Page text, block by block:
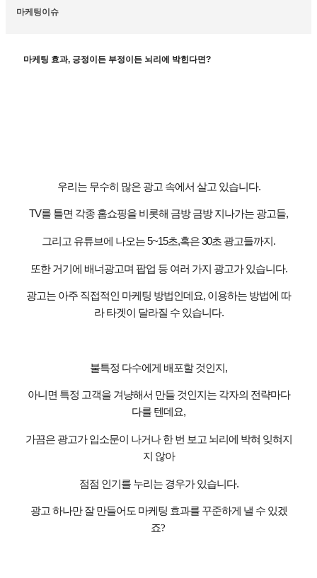
마케팅이슈
마케팅 효과, 긍정이든 부정이든 뇌리에 박힌다면?
우리는 무수히 많은 광고 속에서 살고 있습니다.
TV를 틀면 각종 홈쇼핑을 비롯해 금방 금방 지나가는 광고들,
그리고 유튜브에 나오는5~15초,혹은30초 광고들까지 .
또한 거기에 배너광고며 팝업 등 여러 가지 광고가 있습니다.
광고는 아주 직접적인 마케팅 방법인데요, 이용하는 방법에 따
라 타겟이 달라질 수 있습니다.
불특정 다수에게 배포할 것인지 ,
아니면 특정 고객을 겨냥해서 만들 것인지는 각자의 전략마다
다를 텐데요,
가끔은 광고가 입소문이 나거나 한 번 보고 뇌리에 박혀 잊혀지
지 않아
점점 인기를 누리는 경우가 있습니다.
광고 하나만 잘 만들어도 마케팅 효과를 꾸준하게 낼 수 있겠
죠?